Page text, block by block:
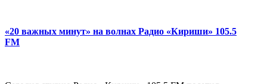
«20 важных минут» на волнах Радио «Кириши» 105.5
FM